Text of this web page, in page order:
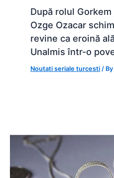
După rolul Gorkem
Ozge Ozacar
revine ca eroină
Unalmis într-o
Noutati seriale turcesti /